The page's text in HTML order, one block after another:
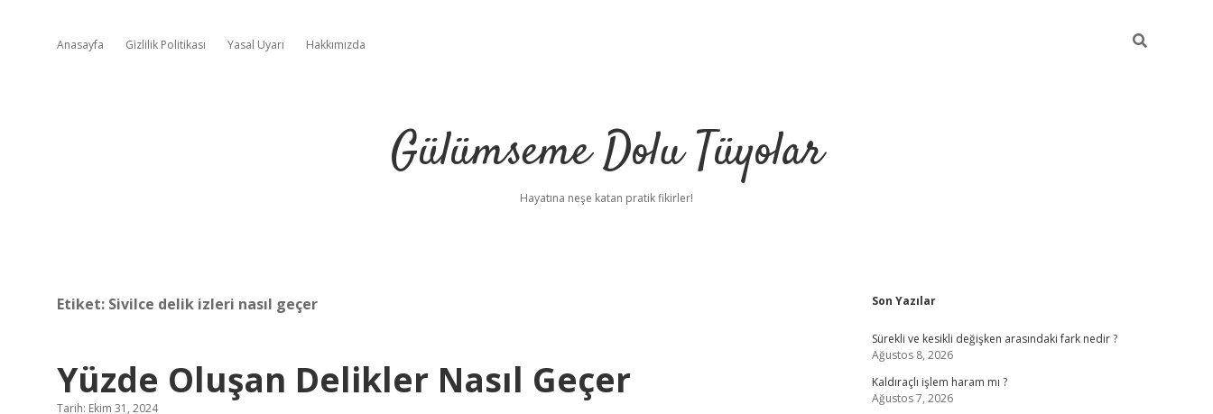
Anasayfa Gizlilik Politikası Yasal Uyarı Hakkımızda
Gülümseme Dolu Tüyolar
Hayatına neşe katan pratik fikirler!
Etiket: Sivilce delik izleri nasıl geçer
Yüzde Oluşan Delikler Nasıl Geçer
Tarih: Ekim 31, 2024
Sidebar
Son Yazılar
Sürekli ve kesikli değişken arasındaki fark nedir ?
Ağustos 8, 2026
Kaldıraçlı işlem haram mı ?
Ağustos 7, 2026
ilbet yeni giriş